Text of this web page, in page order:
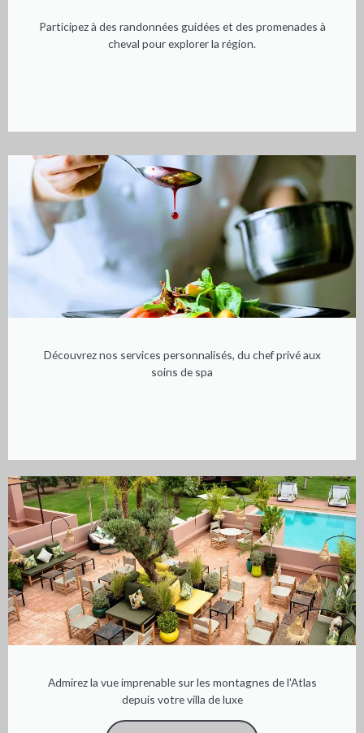
Participez à des randonnées guidées et des promenades à
cheval pour explorer la région.
Découvrez nos services personnalisés, du chef privé aux
soins de spa
Admirez la vue imprenable sur les montagnes de l'Atlas
depuis votre villa de luxe